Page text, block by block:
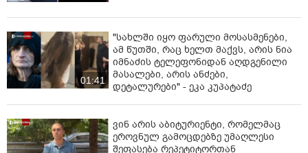
01:41
"სახლში იყო ფარული მოსასმენები,
ამ წუთში, რაც ხელთ მაქვს, არის ნია
იმნაძის ტელეფონიდან აღდგენილი
მასალები, არის ანძები,
დეტალურები" - ეკა კუპატაძე
ვინ არის აბიტურიენტი, რომელმაც
ეროვნულ გამოცდებზე უმაღლესი
შეფასება რეპეტიტორთან